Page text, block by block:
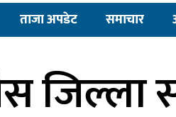
ताजा अपडेट समाचार
जिल्ला